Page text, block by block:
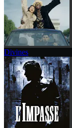
Divines